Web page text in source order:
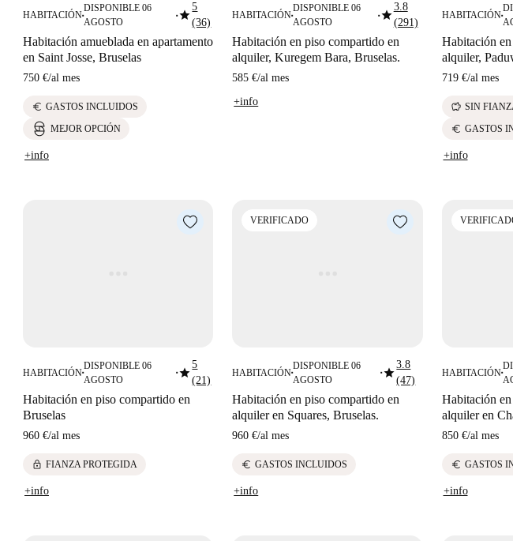
HABITACIÓN■
DISPONIBLE 06
AGOSTO
■star5
(36)
Habitación amueblada en apartamento
en Saint Josse, Bruselas
750 €/al mes
euro GASTOS INCLUIDOS
MEJOR OPCIÓN
+info
HABITACIÓN■
DISPONIBLE 06
AGOSTO
■star3.8
(291)
Habitación en piso compartido en
alquiler, Kuregem Bara, Bruselas.
585 €/al mes
+info
HABITACIÓN■
Habitación
alquiler,
719 €/al mes
savings SIN
euro GASTOS
+info
HABITACIÓN■
DISPONIBLE 06
AGOSTO
■star5
(21)
Habitación en piso compartido en
Bruselas
960 €/al mes
lock FIANZA PROTEGIDA
+info
VERIFICADO
HABITACIÓN■
DISPONIBLE 06
AGOSTO
■star3.8
(47)
Habitación en piso compartido en
alquiler en Squares, Bruselas.
960 €/al mes
euro GASTOS INCLUIDOS
+info
HABITACIÓN■
Habitación
alquiler en
850 €/al mes
euro GASTOS
+info